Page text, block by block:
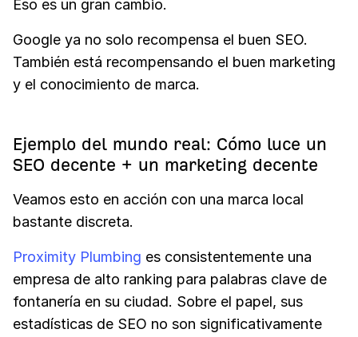
Eso es un gran cambio.
Google ya no solo recompensa el buen SEO.
También está recompensando el buen marketing
y el conocimiento de marca.
Ejemplo del mundo real: Cómo luce un
SEO decente + un marketing decente
Veamos esto en acción con una marca local
bastante discreta.
Proximity Plumbing es consistentemente una
empresa de alto ranking para palabras clave de
fontanería en su ciudad. Sobre el papel, sus
estadísticas de SEO no son significativamente